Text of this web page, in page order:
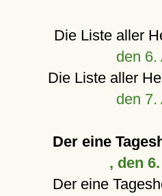
Die Liste aller
den 6.
Die Liste aller
den 7.
Der eine
, den
Der eine